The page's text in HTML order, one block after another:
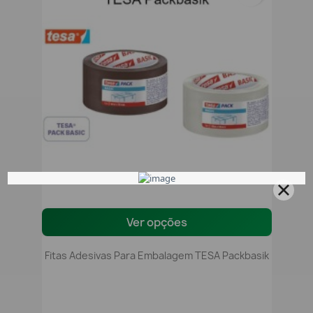
Ver opções
Fitas Adesivas Para Embalagem TESA Packbasik